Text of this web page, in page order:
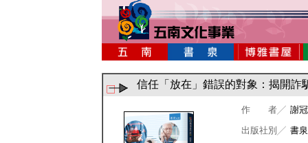
信任「放在」錯誤的對象：揭開詐
作 者╱ 謝
出版社別╱ 書泉